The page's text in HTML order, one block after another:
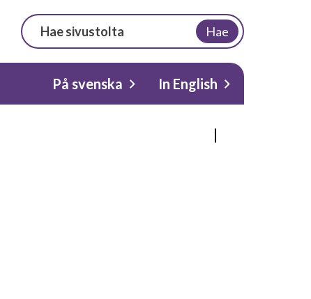
Hae
På svenska In English